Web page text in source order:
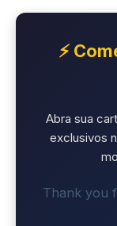
⚡
Abra sua
exclusivos
Thank you